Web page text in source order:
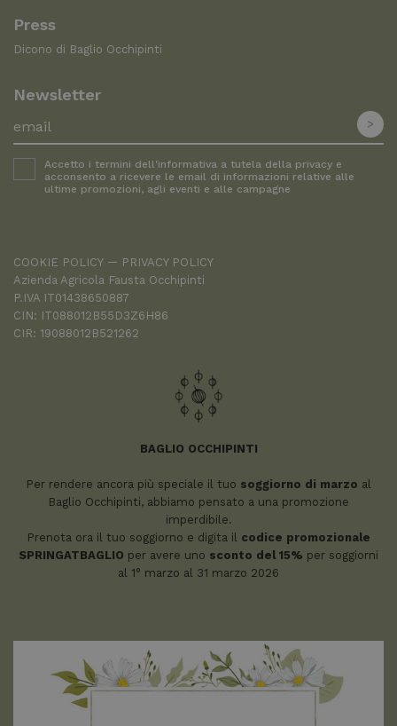
Press
Dicono di Baglio Occhipinti
Newsletter
Accetto i termini dell'informativa a tutela della privacy e
acconsento a ricevere le email di informazioni relative alle
ultime promozioni, agli eventi e alle campagne
COOKIE POLICY
PRIVACY POLICY
Azienda Agricola Fausta Occhipinti
P.IVA IT01438650887
CIN: IT088012B55D3Z6H86
CIR: 19088012B521262
BAGLIO OCCHIPINTI
Per rendere ancora più speciale il tuo soggiorno di marzo al
Baglio Occhipinti, abbiamo pensato a una promozione
imperdibile.
Prenota ora il tuo soggiorno e digita il codice promozionale
SPRINGATBAGLIO per avere uno sconto del 15% per soggiorni
al 1° marzo al 31 marzo 2026